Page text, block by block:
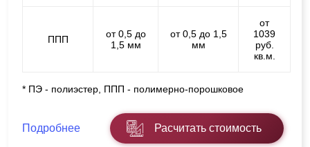
ППП
от 0,5 до
1,5 мм
от 0,5 до 1,5
мм
от
1039
руб.
кв.м.
* ПЭ - полиэстер, ППП - полимерно-порошковое
Подробнее Расчитать стоимость